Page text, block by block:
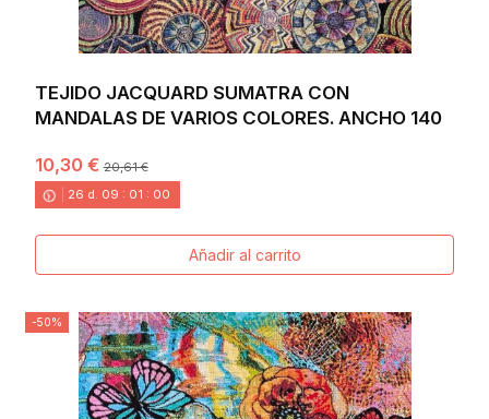
TEJIDO JACQUARD SUMATRA CON
MANDALAS DE VARIOS COLORES. ANCHO 140
10,30 €20,61 €
26 d. 09 : 00 :58
Añadir al carrito
-50%